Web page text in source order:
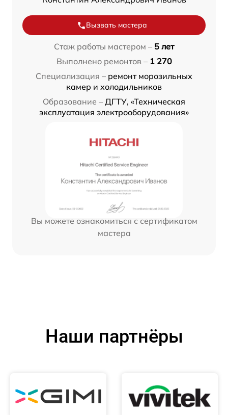
Вызвать мастера
Стаж работы мастером – 5 лет
Выполнено ремонтов – 1 270
Специализация – ремонт морозильных
камер и холодильников
Образование – ДГТУ, «Техническая
эксплуатация электрооборудования»
Вы можете ознакомиться с сертификатом
мастера
Наши партнёры